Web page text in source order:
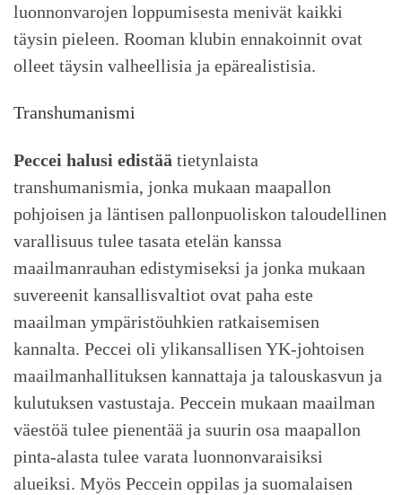
luonnonvarojen loppumisesta menivät kaikki
täysin pieleen. Rooman klubin ennakoinnit ovat
olleet täysin valheellisia ja epärealistisia.
Transhumanismi
Peccei halusi edistää tietynlaista
transhumanismia, jonka mukaan maapallon
pohjoisen ja läntisen pallonpuoliskon taloudellinen
varallisuus tulee tasata etelän kanssa
maailmanrauhan edistymiseksi ja jonka mukaan
suvereenit kansallisvaltiot ovat paha este
maailman ympäristöuhkien ratkaisemisen
kannalta. Peccei oli ylikansallisen YK-johtoisen
maailmanhallituksen kannattaja ja talouskasvun ja
kulutuksen vastustaja. Peccein mukaan maailman
väestöä tulee pienentää ja suurin osa maapallon
pinta-alasta tulee varata luonnonvaraisiksi
alueiksi. Myös Peccein oppilas ja suomalaisen